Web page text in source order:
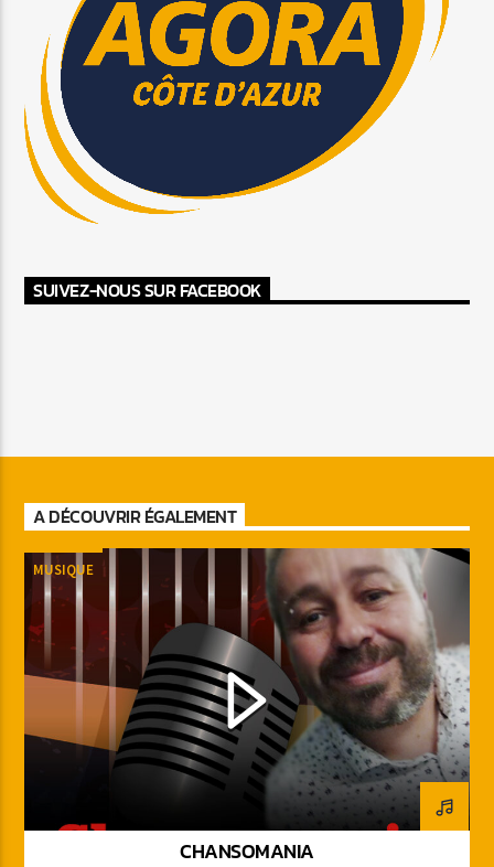
SUIVEZ-NOUS SUR FACEBOOK
A DÉCOUVRIR ÉGALEMENT
MUSIQUE
CHANSOMANIA